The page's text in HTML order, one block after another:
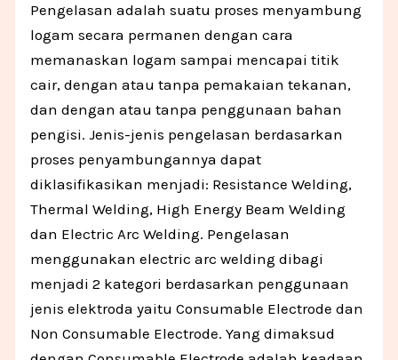
Pengelasan adalah suatu proses menyambung
logam secara permanen dengan cara
memanaskan logam sampai mencapai titik
cair, dengan atau tanpa pemakaian tekanan,
dan dengan atau tanpa penggunaan bahan
pengisi. Jenis-jenis pengelasan berdasarkan
proses penyambungannya dapat
diklasifikasikan menjadi: Resistance Welding,
Thermal Welding, High Energy Beam Welding
dan Electric Arc Welding. Pengelasan
menggunakan electric arc welding dibagi
menjadi 2 kategori berdasarkan penggunaan
jenis elektroda yaitu Consumable Electrode dan
Non Consumable Electrode. Yang dimaksud